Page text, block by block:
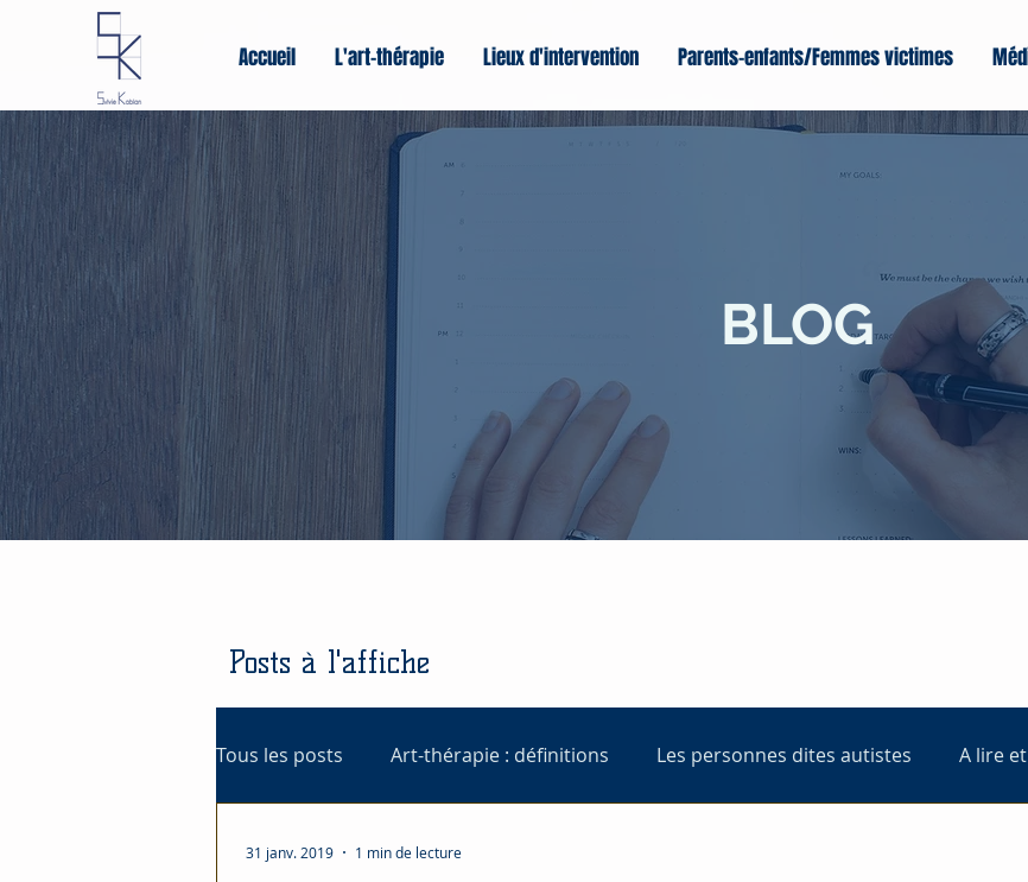
Accueil L'art-thérapie Lieux d'intervention Parents-enfants/Femmes victimes
BLOG
Posts à l'affiche
Tous les posts Art-thérapie : définitions Les personnes dites autistes A lire
31 janv. 2019 1 min de lecture